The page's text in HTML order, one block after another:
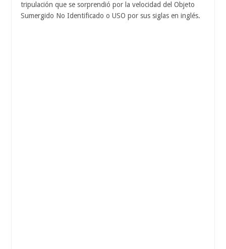
tripulación que se sorprendió por la velocidad del Objeto
Sumergido No Identificado o USO por sus siglas en inglés.